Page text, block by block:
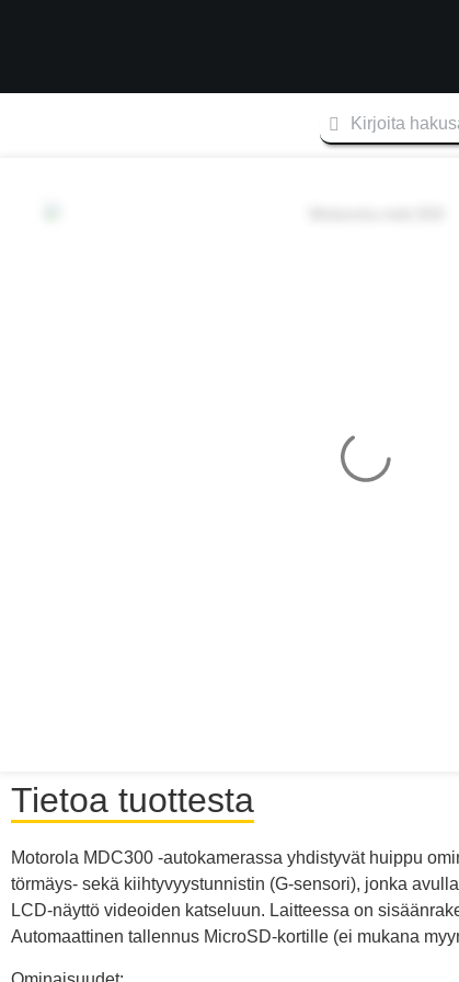
Tietoa tuottesta
Motorola MDC300 -autokamerassa yhdistyvät huippu
törmäys- sekä kiihtyvyystunnistin (G-sensori), jonka
LCD-näyttö videoiden katseluun. Laitteessa on
Automaattinen tallennus MicroSD-kortille (ei mukana